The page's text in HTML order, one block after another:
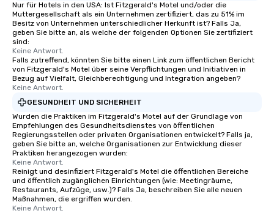
Nur für Hotels in den USA: Ist Fitzgerald's Motel und/oder die
Muttergesellschaft als ein Unternehmen zertifiziert, das zu 51% im
Besitz von Unternehmen unterschiedlicher Herkunft ist? Falls Ja,
geben Sie bitte an, als welche der folgenden Optionen Sie zertifiziert
sind:
Keine Antwort.
Falls zutreffend, könnten Sie bitte einen Link zum öffentlichen Bericht
von Fitzgerald's Motel über seine Verpflichtungen und Initiativen in
Bezug auf Vielfalt, Gleichberechtigung und Integration angeben?
Keine Antwort.
GESUNDHEIT UND SICHERHEIT
Wurden die Praktiken im Fitzgerald's Motel auf der Grundlage von
Empfehlungen des Gesundheitsdienstes von öffentlichen
Regierungsstellen oder privaten Organisationen entwickelt? Falls ja,
geben Sie bitte an, welche Organisationen zur Entwicklung dieser
Praktiken herangezogen wurden:
Keine Antwort.
Reinigt und desinfiziert Fitzgerald's Motel die öffentlichen Bereiche
und öffentlich zugänglichen Einrichtungen (wie: Meetingräume,
Restaurants, Aufzüge, usw.)? Falls Ja, beschreiben Sie alle neuen
Maßnahmen, die ergriffen wurden.
Keine Antwort.